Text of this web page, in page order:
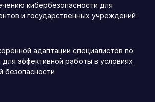
кибербезопасности для
и государственных учреждений
адаптации специалистов по
эффективной работы в условиях
безопасности